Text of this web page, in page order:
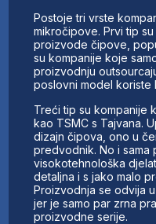
Postoje tri vrste
mikročipove. Prvi tip
proizvode čipove,
su kompanije koje
proizvodnju
poslovni model koriste
Treći tip su kompanije
kao TSMC s Tajvana.
dizajn čipova, ono u
predvodnik. No i sama
visokotehnološka
detaljna i s jako malo
Proizvodnja se odvija
jer je samo par zrna
proizvodne serije.